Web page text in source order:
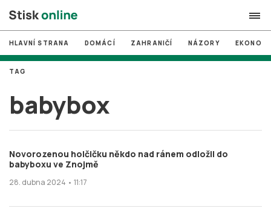
search
# MUNI
# Brno
# volby
login PŘIHLÁSIT SE
Zapomněli jste heslo?
HLAVNÍ STRANA DOMÁCÍ ZAHRANIČÍ NÁZORY
babybox
TAG
Novorozenou holčičku někdo nad ránem odložil do
babyboxu ve Znojmě
28. dubna 2024 • 11:17